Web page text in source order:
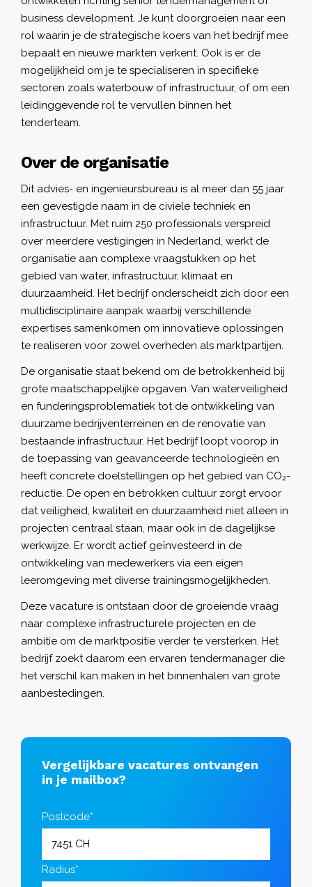
business development. Je kunt doorgroeien naar een
rol waarin je de strategische koers van het bedrijf mee
bepaalt en nieuwe markten verkent. Ook is er de
mogelijkheid om je te specialiseren in specifieke
sectoren zoals waterbouw of infrastructuur, of om een
leidinggevende rol te vervullen binnen het
tenderteam.
Over de organisatie
Dit advies- en ingenieursbureau is al meer dan 55 jaar
een gevestigde naam in de civiele techniek en
infrastructuur. Met ruim 250 professionals verspreid
over meerdere vestigingen in Nederland, werkt de
organisatie aan complexe vraagstukken op het
gebied van water, infrastructuur, klimaat en
duurzaamheid. Het bedrijf onderscheidt zich door een
multidisciplinaire aanpak waarbij verschillende
expertises samenkomen om innovatieve oplossingen
te realiseren voor zowel overheden als marktpartijen.
De organisatie staat bekend om de betrokkenheid bij
grote maatschappelijke opgaven. Van waterveiligheid
en funderingsproblematiek tot de ontwikkeling van
duurzame bedrijventerreinen en de renovatie van
bestaande infrastructuur. Het bedrijf loopt voorop in
de toepassing van geavanceerde technologieën en
heeft concrete doelstellingen op het gebied van CO₂-
reductie. De open en betrokken cultuur zorgt ervoor
dat veiligheid, kwaliteit en duurzaamheid niet alleen in
projecten centraal staan, maar ook in de dagelijkse
werkwijze. Er wordt actief geïnvesteerd in de
ontwikkeling van medewerkers via een eigen
leeromgeving met diverse trainingsmogelijkheden.
Deze vacature is ontstaan door de groeiende vraag
naar complexe infrastructurele projecten en de
ambitie om de marktpositie verder te versterken. Het
bedrijf zoekt daarom een ervaren tendermanager die
het verschil kan maken in het binnenhalen van grote
aanbestedingen.
Vergelijkbare vacatures ontvangen
in je mailbox?
Postcode*
Radius*